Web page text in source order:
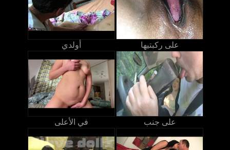
أولدي على ركبتيها
في الأعلى على جنب